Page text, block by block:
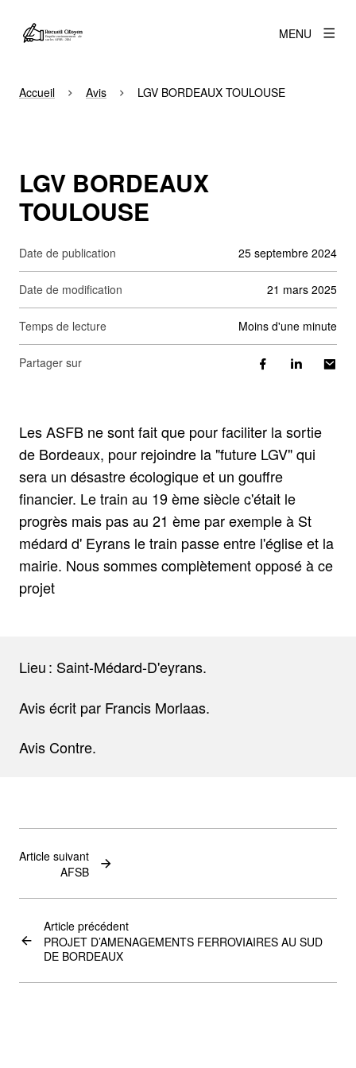
MENU
Accueil Avis LGV BORDEAUX TOULOUSE
LGV BORDEAUX
TOULOUSE
Date de publication 25 septembre 2024
Date de modification 21 mars 2025
Temps de lecture moins d'une minute
Partager sur
Les ASFB ne sont fait que pour faciliter la sortie
de Bordeaux, pour rejoindre la "future LGV" qui
sera un désastre écologique et un gouffre
financier. Le train au 19 ème siècle c'était le
progrès mais pas au 21 ème par exemple à St
médard d' Eyrans le train passe entre l'église et la
mairie. Nous sommes complètement opposé à ce
projet
Lieu : Saint-Médard-D'eyrans.
Avis écrit par Francis Morlaas.
Avis Contre.
Article précédent
PROJET D’AMENAGEMENTS FERROVIAIRES AU SUD
DE BORDEAUX
Article suivant
AFSB